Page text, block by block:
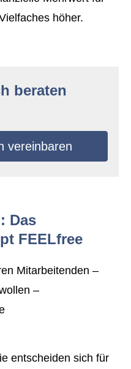
höher.
beraten
vereinbaren
Das
FEELfree
Mitarbeitenden –
–
entscheiden sich für